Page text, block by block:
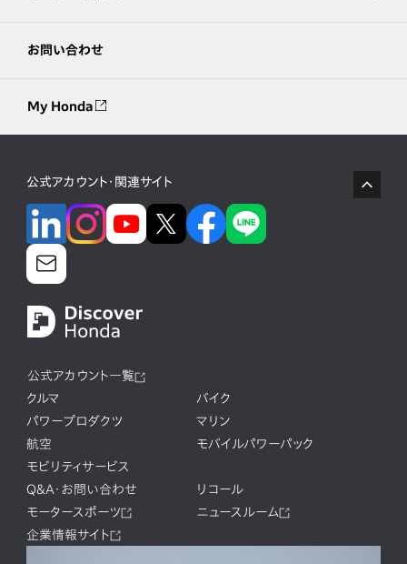
お問い合わせ
My Honda
公式アカウント・関連サイト
公式アカウント一覧
クルマ
バイク
パワープロダクツ
マリン
航空
モバイルパワーパック
モビリティサービス
Q&A・お問い合わせ
リコール
モータースポーツ
ニュースルーム
企業情報サイト